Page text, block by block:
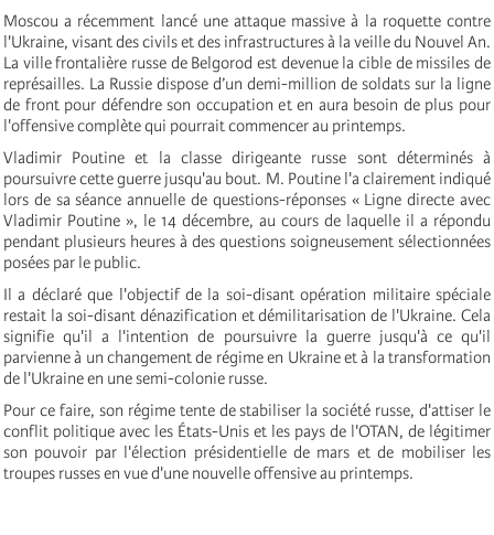
Moscou a récemment lancé une attaque massive à la roquette contre
l'Ukraine, visant des civils et des infrastructures à la veille du Nouvel An.
La ville frontalière russe de Belgorod est devenue la cible de missiles de
représailles. La Russie dispose d’un demi-million de soldats sur la ligne
de front pour défendre son occupation et en aura besoin de plus pour
l'offensive complète qui pourrait commencer au printemps.
Vladimir Poutine et la classe dirigeante russe sont déterminés à
poursuivre cette guerre jusqu'au bout. M. Poutine l'a clairement indiqué
lors de sa séance annuelle de questions-réponses « Ligne directe avec
Vladimir Poutine », le 14 décembre, au cours de laquelle il a répondu
pendant plusieurs heures à des questions soigneusement sélectionnées
posées par le public.
Il a déclaré que l'objectif de la soi-disant opération militaire spéciale
restait la soi-disant dénazification et démilitarisation de l'Ukraine. Cela
signifie qu'il a l'intention de poursuivre la guerre jusqu'à ce qu'il
parvienne à un changement de régime en Ukraine et à la transformation
de l'Ukraine en une semi-colonie russe.
Pour ce faire, son régime tente de stabiliser la société russe, d'attiser le
conflit politique avec les États-Unis et les pays de l'OTAN, de légitimer
son pouvoir par l'élection présidentielle de mars et de mobiliser les
troupes russes en vue d'une nouvelle offensive au printemps.